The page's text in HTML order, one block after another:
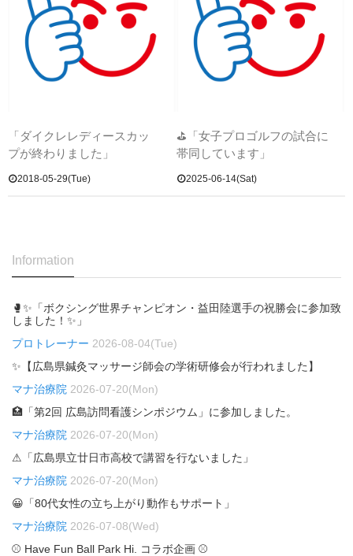
「ダイクレレディースカッ
プが終わりました」
2018-05-29(Tue)
⛳「女子プロゴルフの試合に
帯同しています」
2025-06-14(Sat)
Information
🥊✨「ボクシング世界チャンピオン・益田陸選手の祝勝会に参加致
しました！✨」
プロトレーナー 2026-08-04(Tue)
✨【広島県鍼灸マッサージ師会の学術研修会が行われました】
マナ治療院 2026-07-20(Mon)
🏥「第2回 広島訪問看護シンポジウム」に参加しました。
マナ治療院 2026-07-20(Mon)
⚠「広島県立廿日市高校で講習を行ないました」
マナ治療院 2026-07-20(Mon)
😀「80代女性の立ち上がり動作もサポート」
マナ治療院 2026-07-08(Wed)
⚾ Have Fun Ball Park Hi. コラボ企画 ⚾